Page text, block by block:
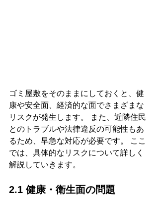
ゴミ屋敷をそのままにしておくと、健
康や安全面、経済的な面でさまざまな
リスクが発生します。 また、近隣住民
とのトラブルや法律違反の可能性もあ
るため、早急な対応が必要です。 ここ
では、具体的なリスクについて詳しく
解説していきます。
2.1 健康・衛生面の問題